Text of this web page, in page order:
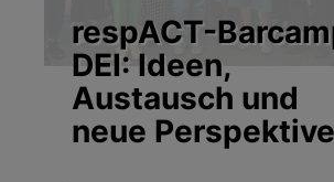
respACT-
DEI: Ideen,
Austausch und
neue